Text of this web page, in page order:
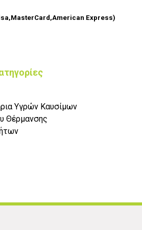
Express)
Υγρών Καυσίμων
Θέρμανσης